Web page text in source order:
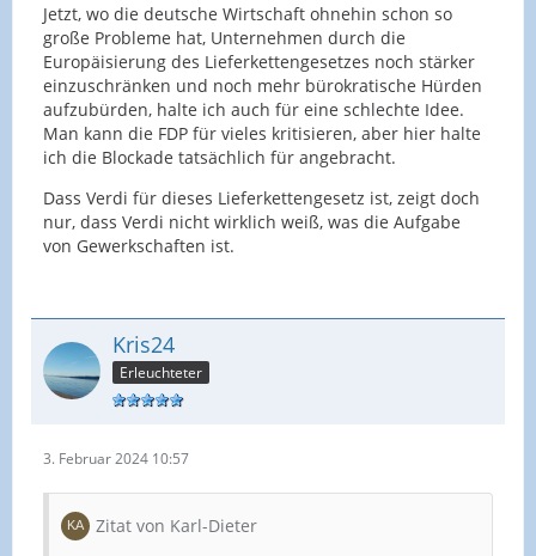
Jetzt, wo die deutsche Wirtschaft ohnehin schon so
große Probleme hat, Unternehmen durch die
Europäisierung des Lieferkettengesetzes noch stärker
einzuschränken und noch mehr bürokratische Hürden
aufzubürden, halte ich auch für eine schlechte Idee.
Man kann die FDP für vieles kritisieren, aber hier halte
ich die Blockade tatsächlich für angebracht.
Dass Verdi für dieses Lieferkettengesetz ist, zeigt doch
nur, dass Verdi nicht wirklich weiß, was die Aufgabe
von Gewerkschaften ist.
Kris24
Erleuchteter
3. Februar 2024 10:57
Zitat von Karl-Dieter